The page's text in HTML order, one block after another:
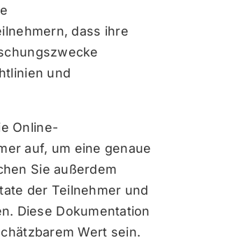
dass ihre
und
Online-
auf, um eine genaue
Sie außerdem
der Teilnehmer und
Diese Dokumentation
Wert sein.